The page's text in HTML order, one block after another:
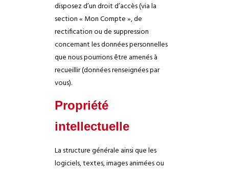
disposez d’un droit d’accès (via la
section « Mon Compte », de
rectification ou de suppression
concernant les données personnelles
que nous pourrions être amenés à
recueillir (données renseignées par
vous).
Propriété
intellectuelle
La structure générale ainsi que les
logiciels, textes, images animées ou